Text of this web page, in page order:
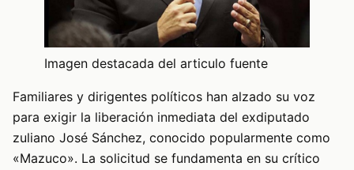
Imagen destacada del articulo fuente
Familiares y dirigentes políticos han alzado su voz
para exigir la liberación inmediata del exdiputado
zuliano José Sánchez, conocido popularmente como
«Mazuco». La solicitud se fundamenta en su crítico